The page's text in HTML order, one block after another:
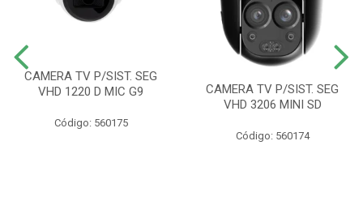
CAMERA TV P/SIST. SEG
VHD 1220 D MIC G9
Código: 560175
CAMERA TV P/SIST. SEG
VHD 3206 MINI SD
Código: 560174